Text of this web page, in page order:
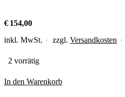
€ 154,00
inkl. MwSt.
zzgl.Versandkosten
2 vorrätig
In den Warenkorb